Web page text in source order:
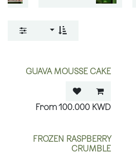
GUAVA MOUSSE CAKE
100.000 KWD
FROZEN RASPBERRY
CRUMBLE